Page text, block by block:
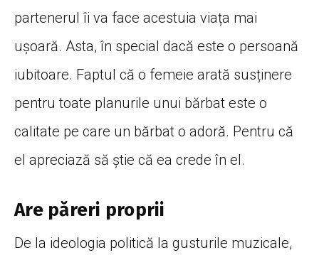
partenerul îi va face acestuia viața mai
ușoară. Asta, în special dacă este o persoană
iubitoare. Faptul că o femeie arată susținere
pentru toate planurile unui bărbat este o
calitate pe care un bărbat o adoră. Pentru că
el apreciază să știe că ea crede în el.
Are păreri proprii
De la ideologia politică la gusturile muzicale,